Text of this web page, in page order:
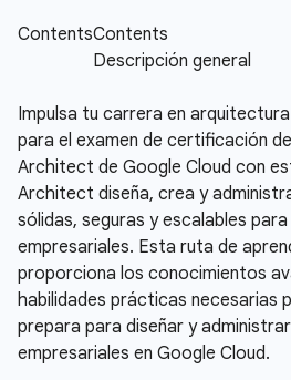
Impulsa tu carrera en
para el examen de certificación
Architect de Google Cloud con
Architect diseña, crea y
sólidas, seguras y escalables
empresariales. Esta ruta de
proporciona los conocimientos
habilidades prácticas necesarias
prepara para diseñar y
empresariales en Google Cloud.